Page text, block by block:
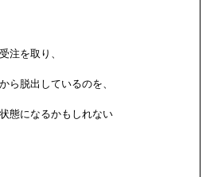
注を取り、
ら脱出しているのを、
態になるかもしれない